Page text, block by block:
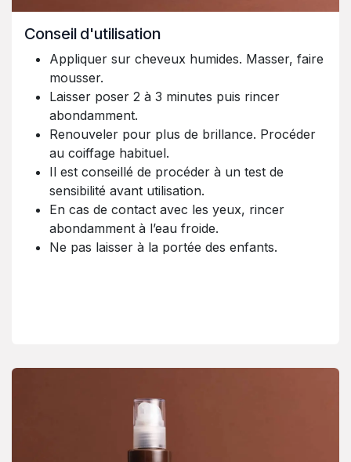
Conseil d'utilisation
Appliquer sur cheveux humides. Masser, faire
mousser.
Laisser poser 2 à 3 minutes puis rincer
abondamment.
Renouveler pour plus de brillance. Procéder
au coiffage habituel.
Il est conseillé de procéder à un test de
sensibilité avant utilisation.
En cas de contact avec les yeux, rincer
abondamment à l’eau froide.
Ne pas laisser à la portée des enfants.